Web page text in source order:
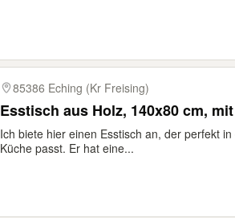
85386 Eching (Kr Freising)
Esstisch aus Holz, 140x80 cm,
Ich biete hier einen Esstisch an, der perfekt
Küche passt. Er hat eine...